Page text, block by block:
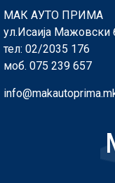
МАК АУТО ПРИМА
ул.Исаија Мажовски
тел: 02/2035 176
моб. 075 239 657